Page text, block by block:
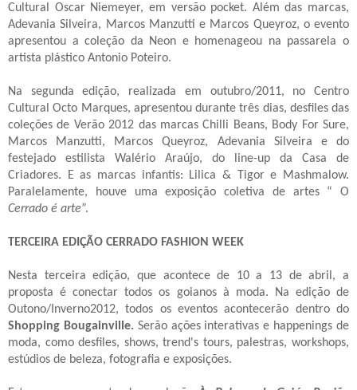
Cultural Oscar Niemeyer, em versão pocket. Além das marcas,
Adevania Silveira, Marcos Manzutti e Marcos Queyroz, o evento
apresentou a coleção da
Neon e homenageou na passarela o
artista plástico Antonio Poteiro.
Na segunda edição, realizada em outubro/2011, no Centro
Cultural Octo Marques, apresentou durante três dias, desfiles das
coleções de Verão 2012 das marcas Chilli Beans, Body For Sure,
Marcos Manzutti, Marcos Queyroz, Adevania Silveira e do
festejado estilista Walério Araújo, do line-up da Casa de
Criadores. E as marcas infantis: Lilica & Tigor e Mashmalow.
Paralelamente, houve uma exposição coletiva de artes
“ O
Cerrado é arte”.
TERCEIRA EDIÇÃO CERRADO FASHION WEEK
Nesta terceira edição, que acontece de 10 a 13 de abril, a
proposta é conectar todos os goianos à moda. Na edição de
Outono/Inverno2012, todos os eventos acontecerão dentro do
Shopping Bougainville.Serão ações interativas e happenings de
moda, como desfiles, shows, trend's tours, palestras, workshops,
estúdios de beleza, fotografia e exposições.